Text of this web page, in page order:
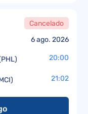
6 ago. 2026
Cancelado
20:00
21:02